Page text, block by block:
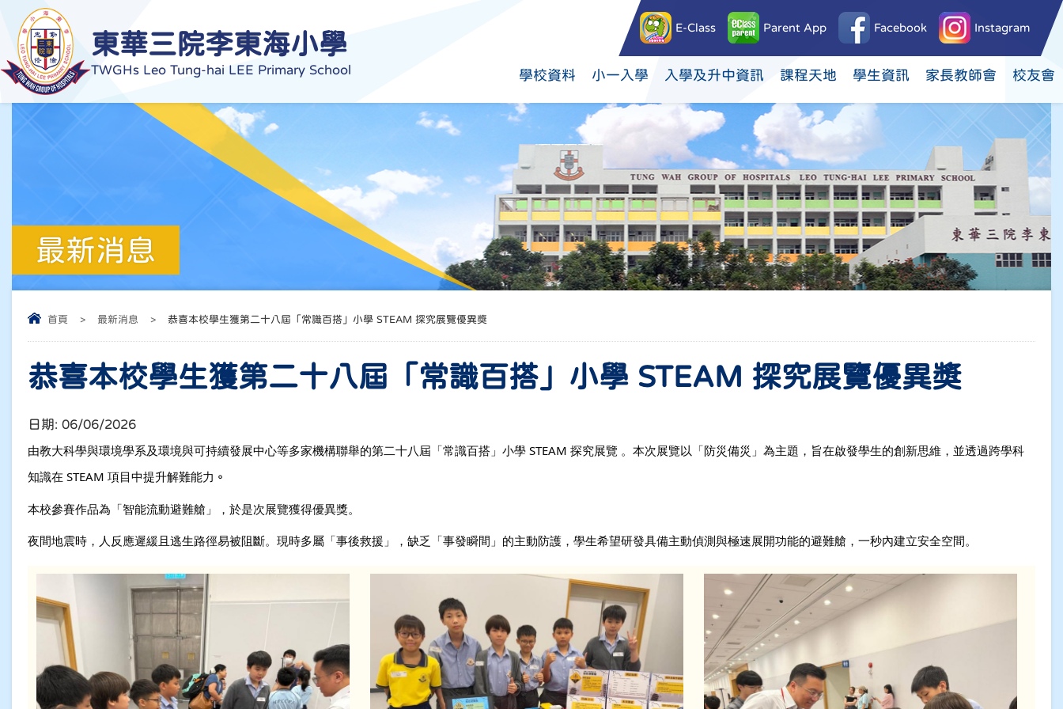
東華三院李東海小學
TWGHs Leo Tung-hai LEE Primary School
E-Class Parent App Facebook Instagram
學校資料 小一入學 入學及升中資訊 課程天地 學生資訊 家長教師會 校友會
最新消息
首頁 > 最新消息 > 恭喜本校學生獲第二十八屆「常識百搭」小學 STEAM 探究展覽優異獎
恭喜本校學生獲第二十八屆「常識百搭」小學 STEAM 探究展覽優異獎
日期: 06/06/2026
由教大科學與環境學系及環境與可持續發展中心等多家機構聯舉的第二十八屆「常識百搭」小學 STEAM 探究展覽 。 本次展覽以「防災備災」為主題，旨在啟發學生的創新思維，並透過跨學科
知識在 STEAM 項目中提升解難能力 。
本校參賽作品為「智能流動避難艙」，於是次展覽獲得優異獎。
夜間地震時，人反應遲緩且逃生路徑易被阻斷。現時多屬「事後救援」，缺乏「事發瞬間」的主動防護，學生希望研發具備主動偵測與極速展開功能的避難艙，一秒內建立安全空間。